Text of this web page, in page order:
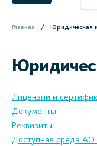
Главная Юридическая
Лицензии и
Документы
Реквизиты
Доступная среда